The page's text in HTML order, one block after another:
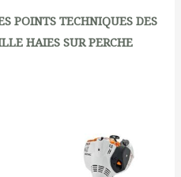
POINTS TECHNIQUES DES
HAIES SUR PERCHE